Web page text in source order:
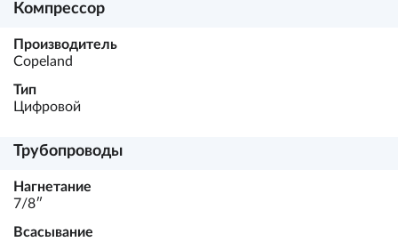
Компрессор
Производитель
Copeland
Тип
Цифровой
Трубопроводы
Нагнетание
7/8ʺ
Всасывание